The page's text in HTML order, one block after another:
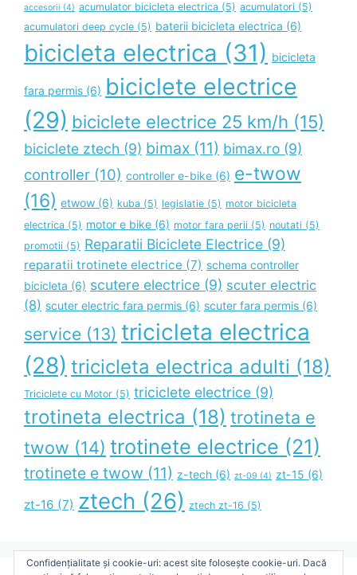
accesorii (4) acumulator bicicleta electrica (5) acumulatori (5)
acumulatori deep cycle (5) baterii bicicleta electrica (6)
bicicleta electrica (31) bicicleta
fara permis (6) biciclete electrice
(29) biciclete electrice 25 km/h (15)
biciclete ztech (9) bimax (11) bimax.ro (9)
controller (10) controller e-bike (6) e-twow
(16) etwow (6) kuba (5) legislatie (5) motor bicicleta
electrica (5) motor e bike (6) motor fara perii (5) noutati (5)
promotii (5) Reparatii Biciclete Electrice (9)
reparatii trotinete electrice (7) schema controller
bicicleta (6) scutere electrice (9) scuter electric
(8) scuter electric fara permis (6) scuter fara permis (6)
service (13) tricicleta electrica
(28) tricicleta electrica adulti (18)
Triciclete cu Motor (5) triciclete electrice (9)
trotineta electrica (18) trotineta e
twow (14) trotinete electrice (21)
trotinete e twow (11) z-tech (6) zt-09 (4) zt-15 (6)
zt-16 (7) ztech (26) ztech zt-16 (5)
Confidențialitate și cookie-uri: acest site folosește cookie-uri. Dacă